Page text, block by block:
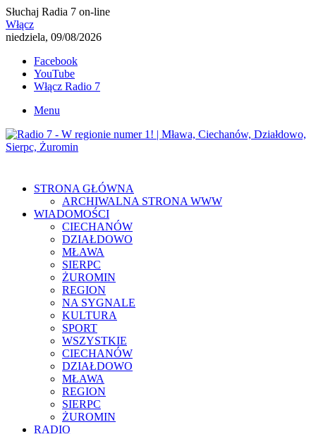
Słuchaj Radia 7 on-line
Włącz
niedziela, 09/08/2026
Facebook
YouTube
Włącz Radio 7
Menu
STRONA GŁÓWNA
ARCHIWALNA STRONA WWW
WIADOMOŚCI
CIECHANÓW
DZIAŁDOWO
MŁAWA
SIERPC
ŻUROMIN
REGION
NA SYGNALE
KULTURA
SPORT
WSZYSTKIE
CIECHANÓW
DZIAŁDOWO
MŁAWA
REGION
SIERPC
ŻUROMIN
RADIO